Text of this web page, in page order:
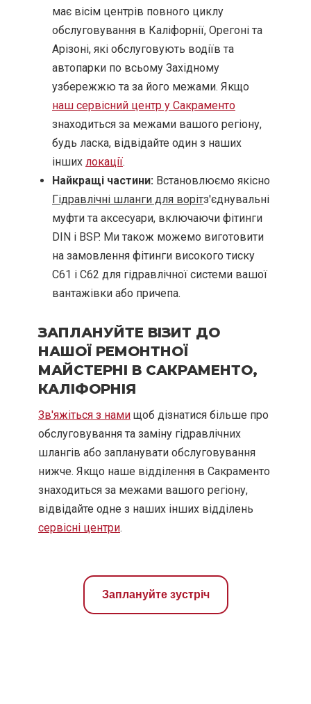
має вісім центрів повного циклу
обслуговування в Каліфорнії, Орегоні та
Арізоні, які обслуговують водіїв та
автопарки по всьому Західному
узбережжю та за його межами. Якщо
наш сервісний центр у Сакраменто
знаходиться за межами вашого регіону,
будь ласка, відвідайте один з наших
інших локації.
Найкращі частини: Встановлюємо якісно
Гідравлічні шланги для ворітз'єднувальні
муфти та аксесуари, включаючи фітинги
DIN і BSP. Ми також можемо виготовити
на замовлення фітинги високого тиску
C61 і C62 для гідравлічної системи вашої
вантажівки або причепа.
ЗАПЛАНУЙТЕ ВІЗИТ ДО
НАШОЇ РЕМОНТНОЇ
МАЙСТЕРНІ В САКРАМЕНТО,
КАЛІФОРНІЯ
Зв'яжіться з нами щоб дізнатися більше про
обслуговування та заміну гідравлічних
шлангів або запланувати обслуговування
нижче. Якщо наше відділення в Сакраменто
знаходиться за межами вашого регіону,
відвідайте одне з наших інших відділень
сервісні центри.
Заплануйте зустріч